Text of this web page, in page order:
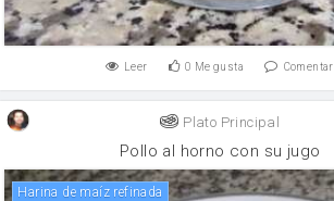
Leer 0 Me gusta Comentar
Plato Principal
Pollo al horno con su jugo
Harina de maíz refinada